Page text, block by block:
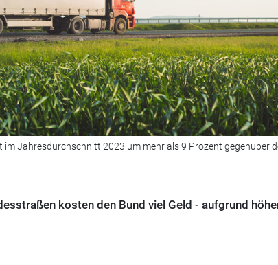
Jahresdurchschnitt 2023 um mehr als 9 Prozent gegenüber
kosten den Bund viel Geld - aufgrund